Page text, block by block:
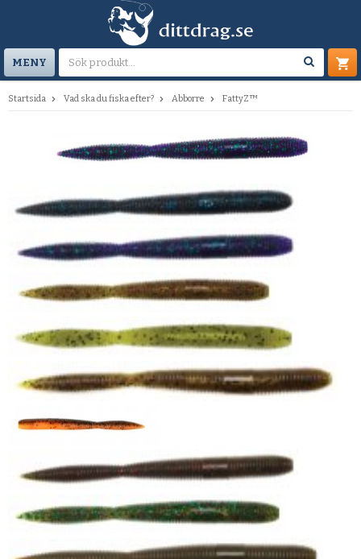
MENY
Startsida Vad ska du fiska efter? Abborre FattyZ™